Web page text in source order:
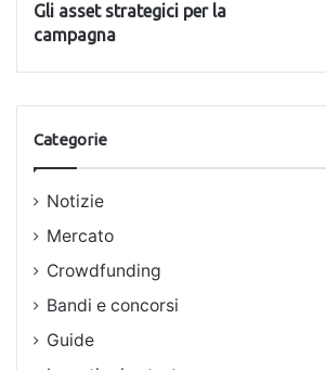
Gli asset strategici per la
campagna
Categorie
Notizie
Mercato
Crowdfunding
Bandi e concorsi
Guide